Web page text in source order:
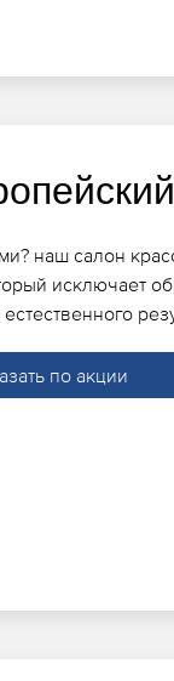
наш салон
исключает
по акции